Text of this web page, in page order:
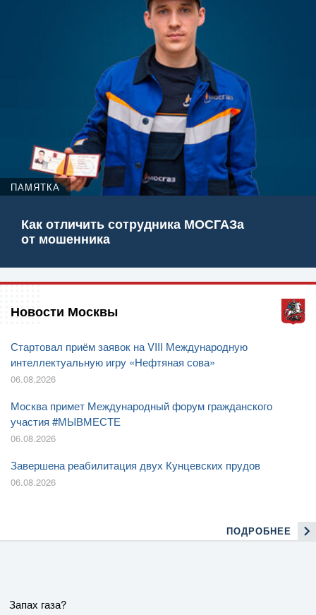
ПАМЯТКА
Как отличить сотрудника МОСГАЗа
от мошенника
Новости Москвы
Стартовал приём заявок на VIII Международную
интеллектуальную игру «Нефтяная сова»
06.08.2026
Москва примет Международный форум гражданского
участия #МЫВМЕСТЕ
06.08.2026
Завершена реабилитация двух Кунцевских прудов
06.08.2026
ПОДРОБНЕЕ
Запах газа?